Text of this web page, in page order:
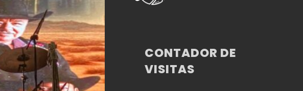
CONTADOR DE
VISITAS